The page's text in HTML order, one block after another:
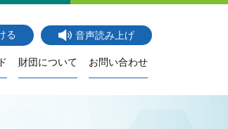
る 音声読み上げ
財団について お問い合わせ